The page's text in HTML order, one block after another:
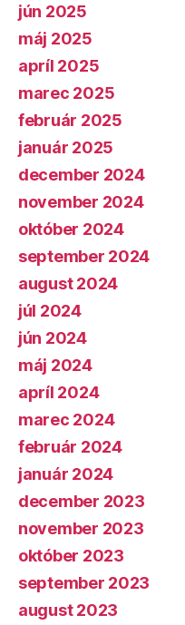
jún 2025
máj 2025
apríl 2025
marec 2025
február 2025
január 2025
december 2024
november 2024
október 2024
september 2024
august 2024
júl 2024
jún 2024
máj 2024
apríl 2024
marec 2024
február 2024
január 2024
december 2023
november 2023
október 2023
september 2023
august 2023